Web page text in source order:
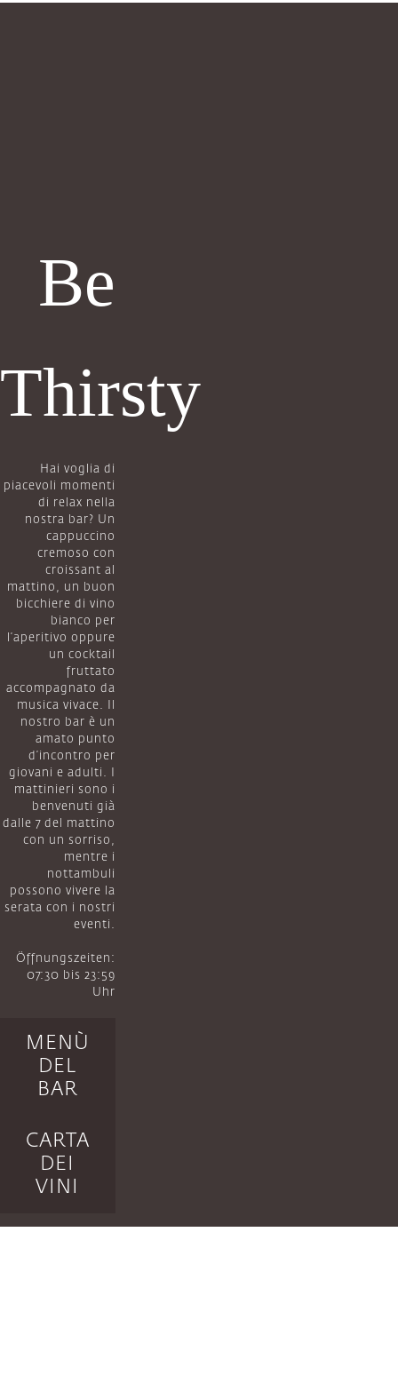
Be
Thirsty
Hai voglia di
piacevoli momenti
di relax nella
nostra bar? Un
cappuccino
cremoso con
croissant al
mattino, un buon
bicchiere di vino
bianco per
l’aperitivo oppure
un cocktail
fruttato
accompagnato da
musica vivace. Il
nostro bar è un
amato punto
d’incontro per
giovani e adulti. I
mattinieri sono i
benvenuti già
dalle 7 del mattino
con un sorriso,
mentre i
nottambuli
possono vivere la
serata con i nostri
eventi.
Öffnungszeiten:
07:30 bis 23:59
Uhr
MENÙ
DEL
BAR
CARTA
DEI
VINI